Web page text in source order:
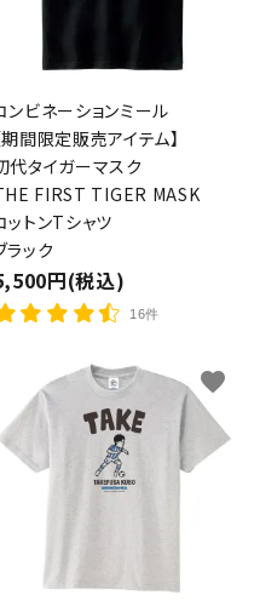
ンビネーションミール
期間限定販売アイテム】
代タイガーマスク
FIRST TIGER MASK
ットンTシャツ
ラック
円(税込)
16件
favorite